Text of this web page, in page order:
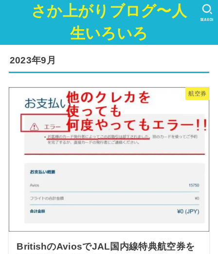
さか上がりブログ〜人
生いろいろ
SEARCH
2023年9月
航空券
BritishのAviosでJAL国内線特典航空券を